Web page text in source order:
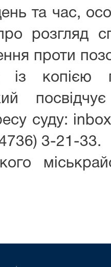
та час,
розгляд
проти
із копією
суду:
3-21-33.